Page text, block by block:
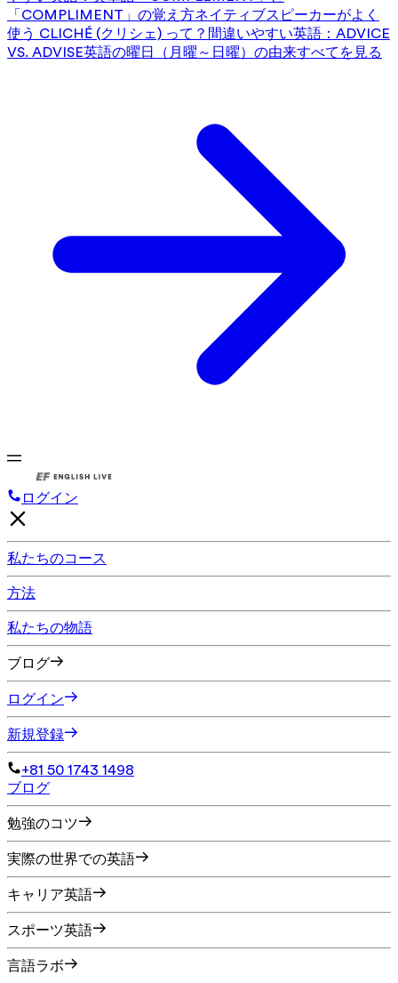
「COMPLIMENT」の覚え方ネイティブスピーカーがよく
使う CLICHÉ (クリシェ) って？ 間違いやすい英語：ADVICE
VS. ADVISE英語の曜日（月曜～日曜）の由来すべてを見る
ログイン
私たちのコース
方法
私たちの物語
ブログ
ログイン
新規登録
+81 50 1743 1498
ブログ
勉強のコツ
実際の世界での英語
キャリア英語
スポーツ英語
言語ラボ